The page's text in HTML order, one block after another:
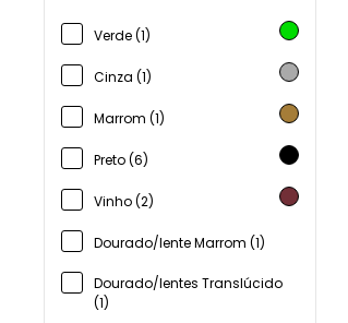
Verde (1)
Cinza (1)
Marrom (1)
Preto (6)
Vinho (2)
Dourado/lente Marrom (1)
Dourado/lentes Translúcido
(1)